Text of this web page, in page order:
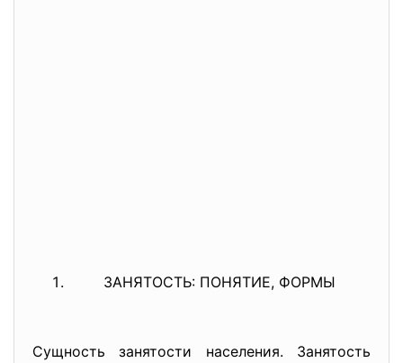
ЗАНЯТОСТЬ: ПОНЯТИЕ, ФОРМЫ
Сущность занятости населения. Занятость